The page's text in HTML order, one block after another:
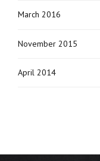
March 2016
November 2015
April 2014